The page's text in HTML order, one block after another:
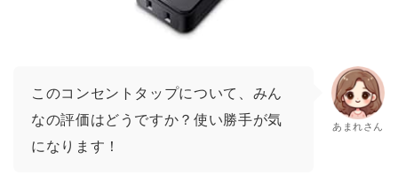
このコンセントタップについて、みん
なの評価はどうですか？使い勝手が気
になります！
あまれさん